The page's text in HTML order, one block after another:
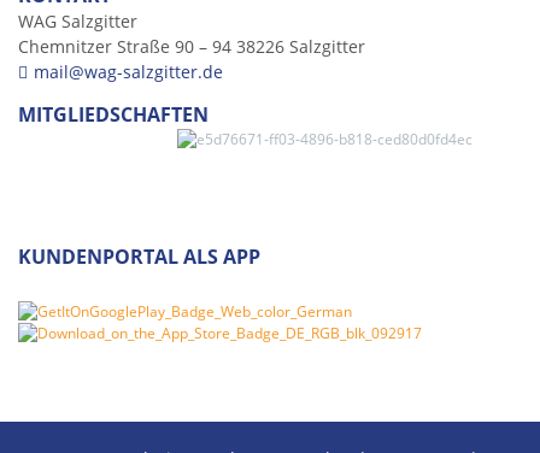
WAG Salzgitter
Chemnitzer Straße 90 – 94 38226 Salzgitter
mail@wag-salzgitter.de
MITGLIEDSCHAFTEN
KUNDENPORTAL ALS APP